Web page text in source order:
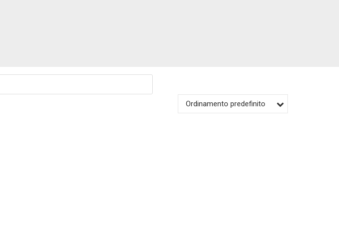
Ordinamento predefinito